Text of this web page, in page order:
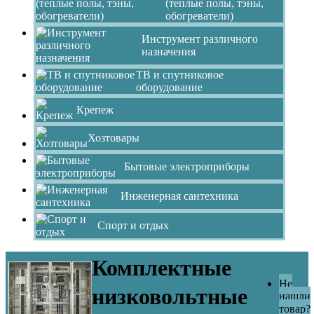
(теплые полы, тэны,
обогреватели)
Инструмент различного
назначения
ТВ и спутниковое
оборудование
Крепеж
Хозтовары
Бытовые электроприборы
Инженерная сантехника
Спорт и отдых
Комплектные
низковольтные
Не
нашли
товар?